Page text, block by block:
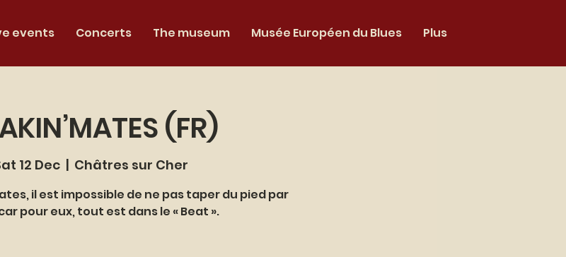
events Concerts The museum Musée Européen du Blues Plus
(FR)
12 Dec
  |
Châtres sur Cher
il est impossible de ne pas taper du pied par
pour eux, tout est dans le « Beat ».